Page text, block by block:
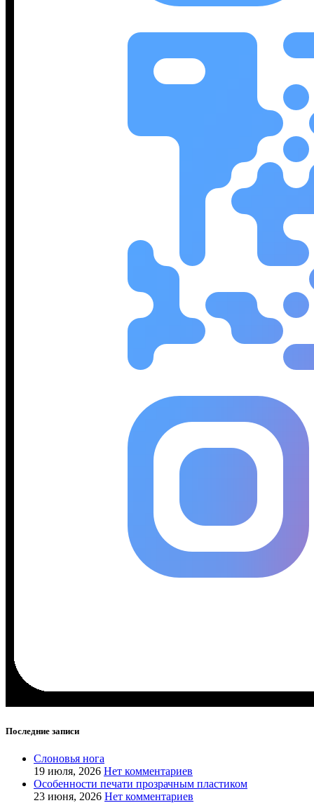
Последние записи
Слоновья нога
19 июля, 2026 Нет комментариев
Особенности печати прозрачным пластиком
23 июня, 2026 Нет комментариев